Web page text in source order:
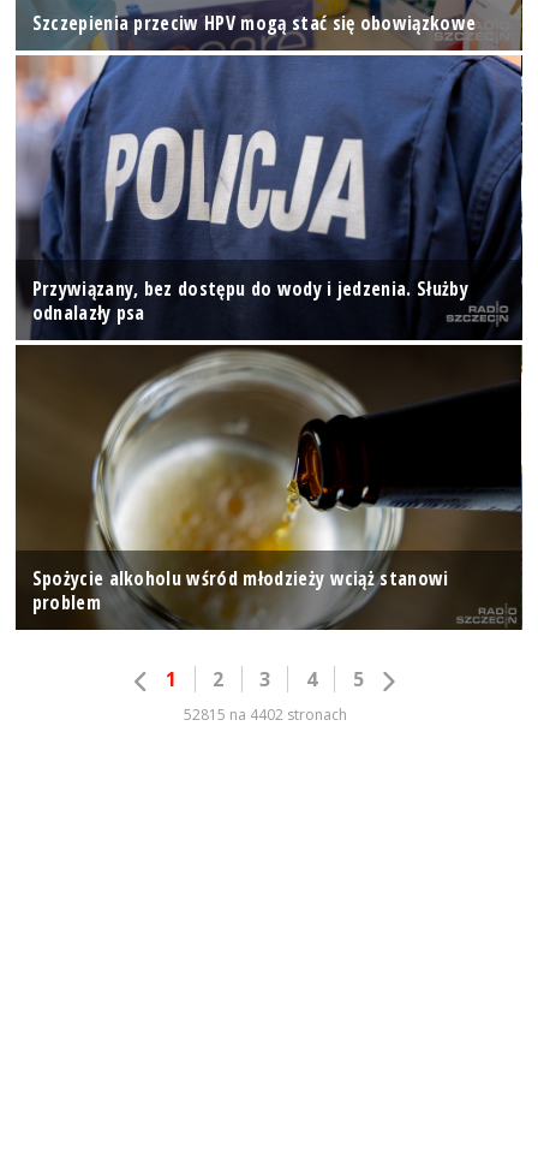
Szczepienia przeciw HPV mogą stać się obowiązkowe
Przywiązany, bez dostępu do wody i jedzenia. Służby
odnalazły psa
Spożycie alkoholu wśród młodzieży wciąż stanowi
problem
1 2 3 4 5
52815 na 4402 stronach